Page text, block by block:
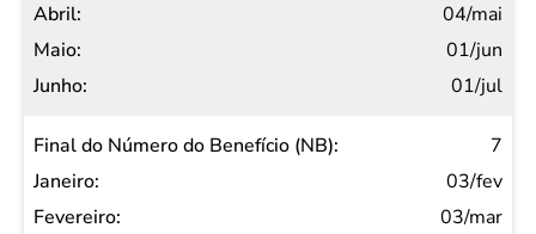
04/mai
01/jun
01/jul
7
03/fev
03/mar